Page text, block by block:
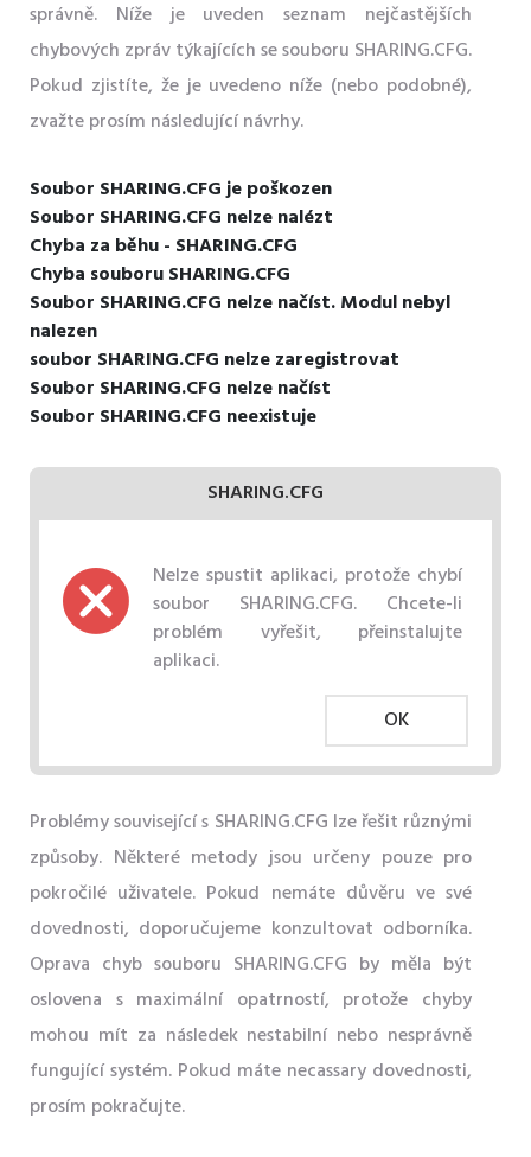
správně. Níže je uveden seznam nejčastějších
chybových zpráv týkajících se souboru SHARING.CFG.
Pokud zjistíte, že je uvedeno níže (nebo podobné),
zvažte prosím následující návrhy.
Soubor SHARING.CFG je poškozen
Soubor SHARING.CFG nelze nalézt
Chyba za běhu - SHARING.CFG
Chyba souboru SHARING.CFG
Soubor SHARING.CFG nelze načíst. Modul nebyl
nalezen
soubor SHARING.CFG nelze zaregistrovat
Soubor SHARING.CFG nelze načíst
Soubor SHARING.CFG neexistuje
SHARING.CFG
Nelze spustit aplikaci, protože chybí
soubor SHARING.CFG. Chcete-li
problém vyřešit, přeinstalujte
aplikaci.
OK
Problémy související s SHARING.CFG lze řešit různými
způsoby. Některé metody jsou určeny pouze pro
pokročilé uživatele. Pokud nemáte důvěru ve své
dovednosti, doporučujeme konzultovat odborníka.
Oprava chyb souboru SHARING.CFG by měla být
oslovena s maximální opatrností, protože chyby
mohou mít za následek nestabilní nebo nesprávně
fungující systém. Pokud máte necassary dovednosti,
prosím pokračujte.